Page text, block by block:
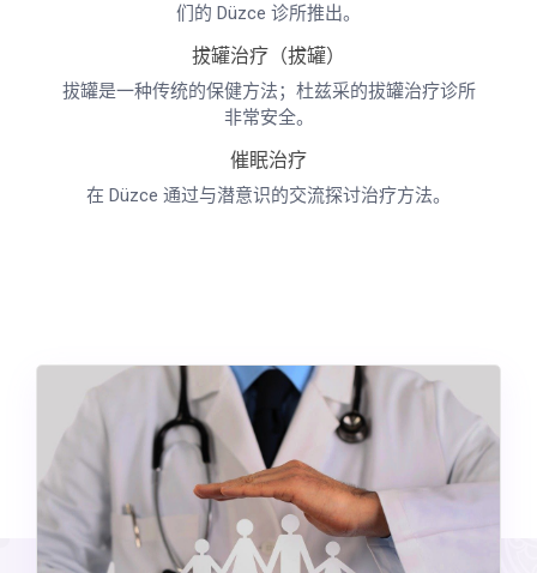
们的 Düzce 诊所推出。
拔罐治疗（拔罐）
拔罐是一种传统的保健方法；杜兹采的拔罐治疗诊所
非常安全。
催眠治疗
在 Düzce 通过与潜意识的交流探讨治疗方法。